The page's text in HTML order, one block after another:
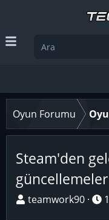
Oyun Forumu
Steam'den
K
teamwork90
B